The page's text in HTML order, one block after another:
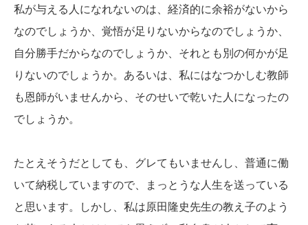
私が与える人になれないのは、経済的に余裕がないから
なのでしょうか、覚悟が足りないからなのでしょうか、
自分勝手だからなのでしょうか、それとも別の何かが足
りないのでしょうか。あるいは、私にはなつかしむ教師
も恩師がいませんから、そのせいで乾いた人になったの
でしょうか。
たとえそうだとしても、グレてもいませんし、普通に働
いて納税していますので、まっとうな人生を送っている
と思います。しかし、私は原田隆史先生の教え子のよう